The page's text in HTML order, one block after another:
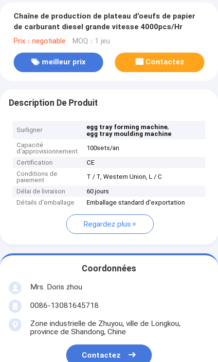
Chaîne de production de plateau d'oeufs de papier
de carburant diesel grande vitesse 4000pcs/Hr
Prix：negotiable MOQ：1 jeu
meilleur prix Contactez
Description De Produit
Surligner egg tray forming machine,
egg tray moulding machine
Capacité
d'approvisionnement
100sets/an
Certification
CE
Conditions de
paiement
T / T, Western Union, L / C
Délai de livraison
60 jours
Détails d'emballage
Emballage standard d'exportation
Regardez plus
Coordonnées
Mrs. Doris zhou
0086-13081645718
Zone industrielle de Zhuyou, ville de Longkou,
province de Shandong, Chine
Contactez